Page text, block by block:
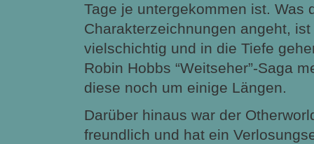
Tage je untergekommen ist. Was
Charakterzeichnungen angeht,
vielschichtig und in die Tiefe
Robin Hobbs “Weitseher”-Saga
diese noch um einige Längen.
Darüber hinaus war der
freundlich und hat ein